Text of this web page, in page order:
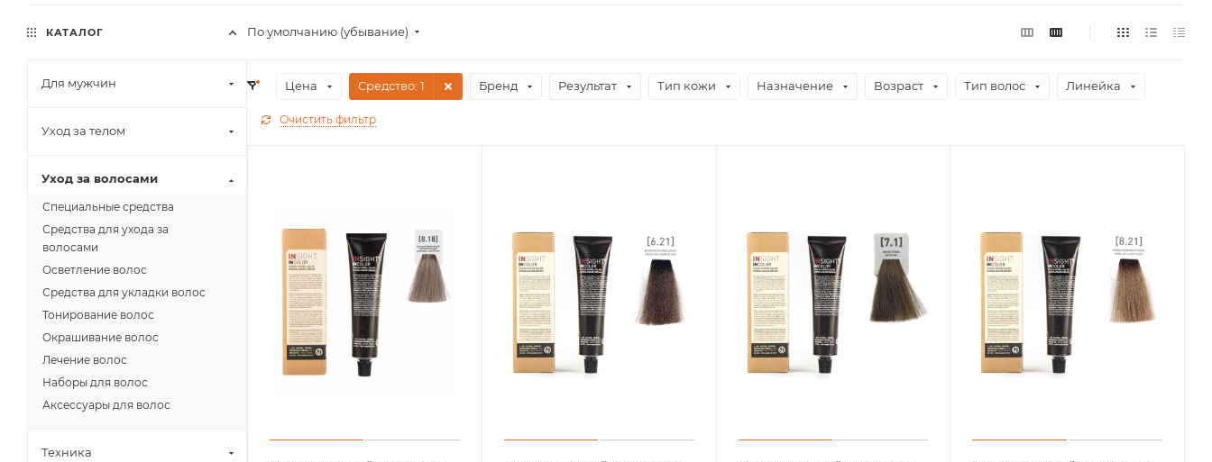
По умолчанию (убывание)
Цена Средство: 1 Бренд Результат Тип кожи Назначение Возраст Тип волос Линейка
Очистить фильтр
КАТАЛОГ
Для мужчин
Уход за телом
Уход за волосами
Специальные средства
Средства для ухода за
волосами
Осветление волос
Средства для укладки волос
Тонирование волос
Окрашивание волос
Лечение волос
Наборы для волос
Аксессуары для волос
Техника